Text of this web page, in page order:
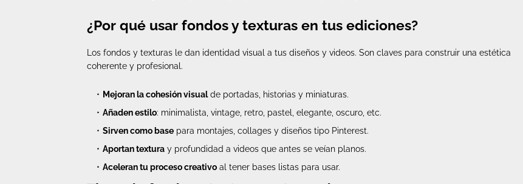
¿Por qué usar fondos y texturas en tus ediciones?
Los fondos y texturas le dan identidad visual a tus diseños y videos. Son claves para construir una estética
coherente y profesional.
Mejoran la cohesión visualde portadas, historias y miniaturas.
Añaden estilo: minimalista, vintage, retro, pastel, elegante, oscuro, etc.
Sirven como base para montajes, collages y diseños tipo Pinterest.
Aportan textura y profundidad a videos que antes se veían planos.
Aceleran tu proceso creativo al tener bases listas para usar.